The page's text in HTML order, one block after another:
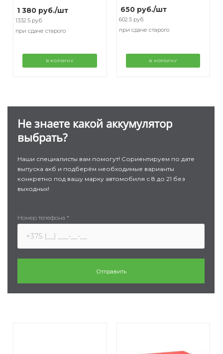
1 380 руб./шт
1332.5 руб.
при сдаче старого
В КОРЗИНУ
650руб./шт
602.5 руб.
при сдаче старого
В КОРЗИНУ
Не знаете какой аккумулятор
выбрать?
Наши специалисты вам помогут! Сориентируем по дате
выпуска акб и подберём необходимые варианты
конкретно под вашу марку автомобиля с 8 до 21 без
выходных!
Номер телефона *